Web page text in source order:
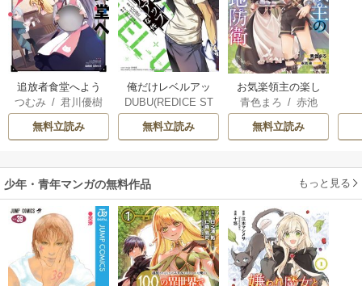
追放者食堂へよう
こそ！
つむみ /君川優樹
無料立読み
俺だけレベルアッ
プな件
DUBU(REDICE ST
UDIO)
/ Chugong
h-goon
無料立読み
お気楽領主の楽し
い領地防衛
青色まろ / 赤池
宗/転
無料立読み
少年・青年マンガの無料作品 もっと見る